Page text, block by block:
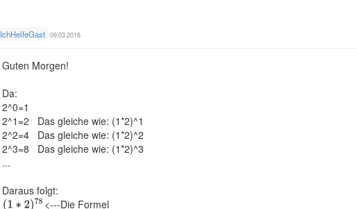
IchHelfeGast 09.03.2016
Guten Morgen!
Da:
2^0=1
2^1=2 Das gleiche wie: (1*2)^1
2^2=4 Das gleiche wie: (1*2)^2
2^3=8 Das gleiche wie: (1*2)^3
...
Daraus folgt:
<---Die Formel